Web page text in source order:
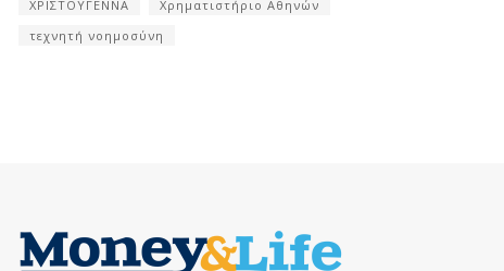
ΧΡΙΣΤΟΥΓΕΝΝΑ
Χρηματιστήριο Αθηνών
τεχνητή νοημοσύνη